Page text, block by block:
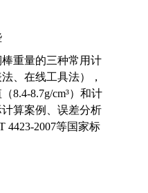
重量的三种常用计
、在线工具法），
8.4-8.7g/cm³）和计
算案例、误差分析
4423-2007等国家标